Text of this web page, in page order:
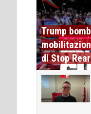
Trump
di Stop